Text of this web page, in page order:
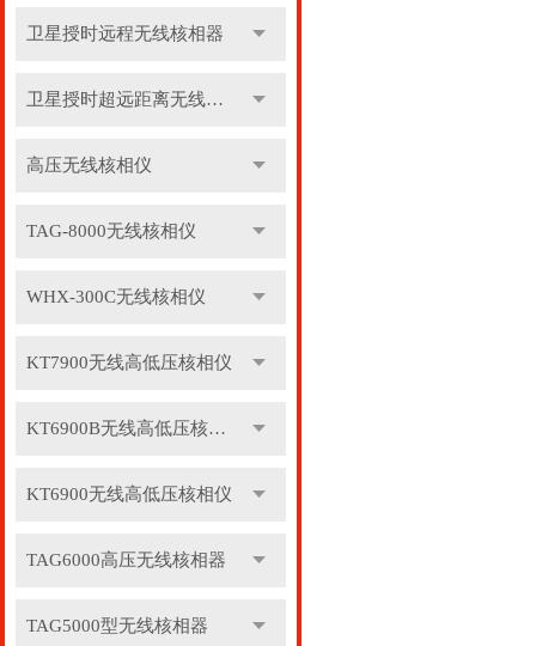
卫星授时远程无线核相器
卫星授时超远距离无线核相器
高压无线核相仪
TAG-8000无线核相仪
WHX-300C无线核相仪
KT7900无线高低压核相仪
KT6900B无线高低压核相仪
KT6900无线高低压核相仪
TAG6000高压无线核相器
TAG5000型无线核相器